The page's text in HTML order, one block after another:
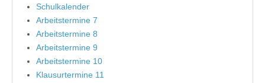
Schulkalender
Arbeitstermine 7
Arbeitstermine 8
Arbeitstermine 9
Arbeitstermine 10
Klausurtermine 11